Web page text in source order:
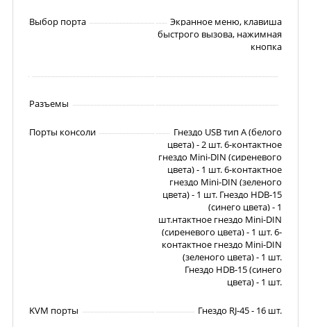
Выбор порта
Экранное меню, клавиша
быстрого вызова, нажимная
кнопка
Разъемы
Порты консоли
Гнездо USB тип А (белого
цвета) - 2 шт. 6-контактное
гнездо Mini-DIN (сиреневого
цвета) - 1 шт. 6-контактное
гнездо Mini-DIN (зеленого
цвета) - 1 шт. Гнездо HDB-15
(синего цвета) - 1
шт.нтактное гнездо Mini-DIN
(сиреневого цвета) - 1 шт. 6-
контактное гнездо Mini-DIN
(зеленого цвета) - 1 шт.
Гнездо HDB-15 (синего
цвета) - 1 шт.
KVM порты Гнездо RJ-45 - 16 шт.